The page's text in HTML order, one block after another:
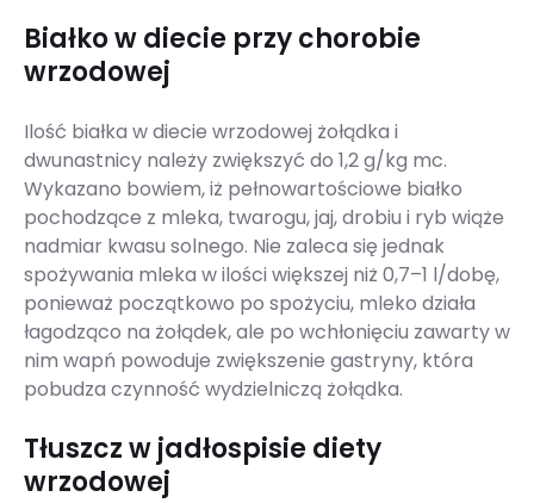
Białko w diecie przy chorobie
wrzodowej
Ilość białka w diecie wrzodowej żołądka i
dwunastnicy należy zwiększyć do 1,2 g/kg mc.
Wykazano bowiem, iż pełnowartościowe białko
pochodzące z mleka, twarogu, jaj, drobiu i ryb wiąże
nadmiar kwasu solnego. Nie zaleca się jednak
spożywania mleka w ilości większej niż 0,7–1 l/dobę,
ponieważ początkowo po spożyciu, mleko działa
łagodząco na żołądek, ale po wchłonięciu zawarty w
nim wapń powoduje zwiększenie gastryny, która
pobudza czynność wydzielniczą żołądka.
Tłuszcz w jadłospisie diety
wrzodowej